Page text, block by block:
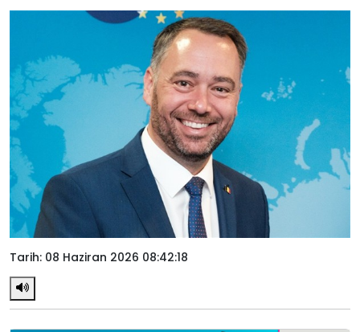
Tarih: 08 Haziran 2026 08:42:18